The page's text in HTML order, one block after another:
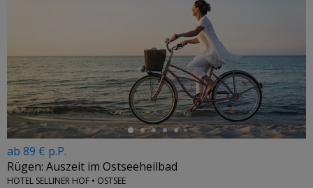
←
ab 89 € p.P.
Rügen: Auszeit im Ostseeheilbad
HOTEL SELLINER HOF • OSTSEE